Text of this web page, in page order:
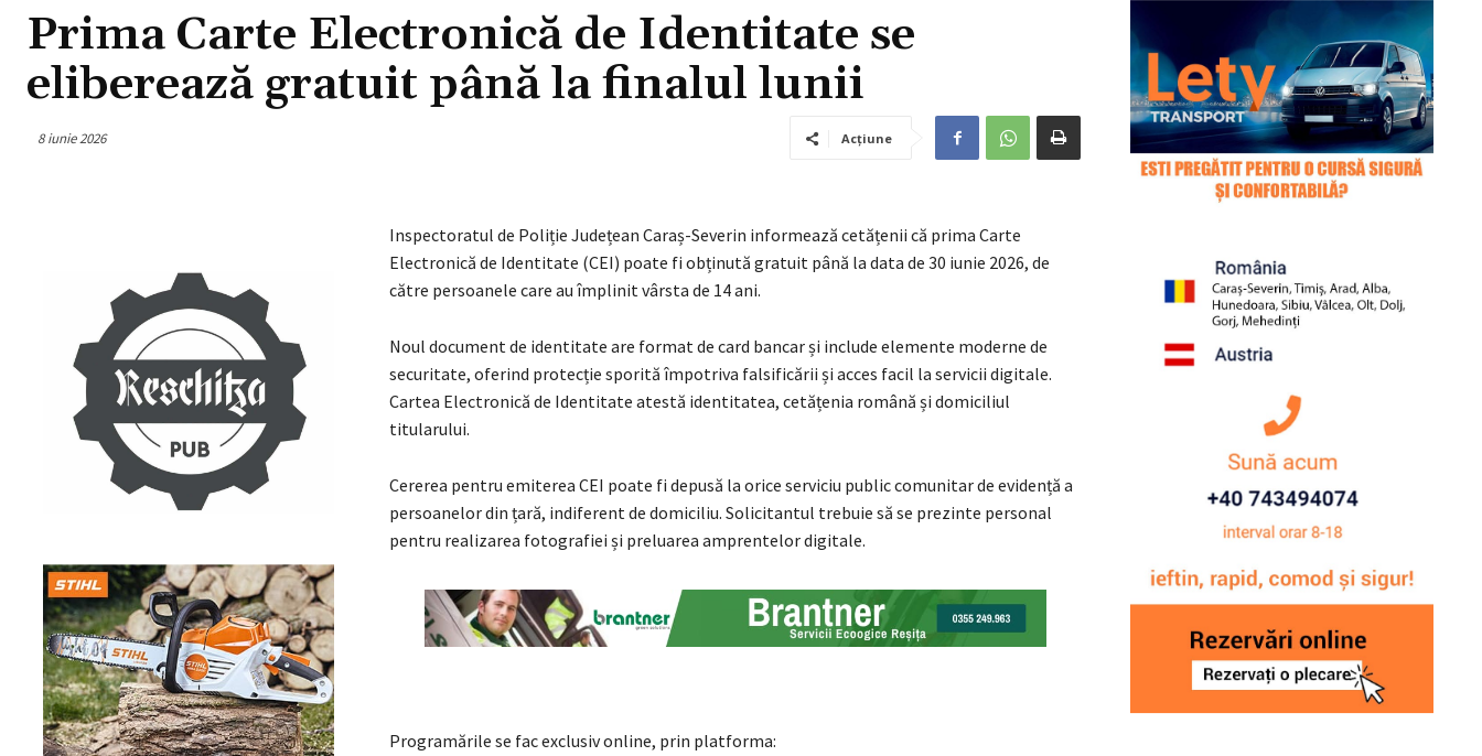
Prima Carte Electronică de Identitate se
eliberează gratuit până la finalul lunii
8 iunie 2026 Acțiune
Inspectoratul de Poliție Județean Caraș-Severin informează cetățenii că prima Carte
Electronică de Identitate (CEI) poate fi obținută gratuit până la data de 30 iunie 2026, de
către persoanele care au împlinit vârsta de 14 ani.
Noul document de identitate are format de card bancar și include elemente moderne de
securitate, oferind protecție sporită împotriva falsificării și acces facil la servicii digitale.
Cartea Electronică de Identitate atestă identitatea, cetățenia română și domiciliul
titularului.
Cererea pentru emiterea CEI poate fi depusă la orice serviciu public comunitar de evidență a
persoanelor din țară, indiferent de domiciliu. Solicitantul trebuie să se prezinte personal
pentru realizarea fotografiei și preluarea amprentelor digitale.
Programările se fac exclusiv online, prin platforma: